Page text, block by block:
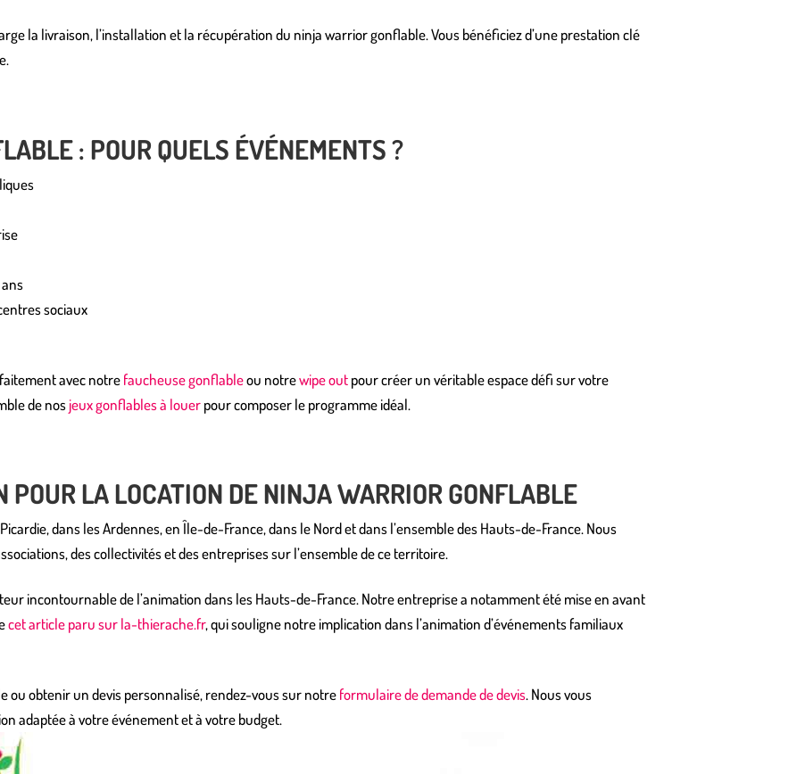
la livraison, l’installation et la récupération du ninja warrior gonflable. Vous bénéficiez d’une prestation clé
: POUR QUELS ÉVÉNEMENTS ?
sociaux
avec notrefaucheuse gonflableou notrewipe outpour créer un véritable espace défi sur votre
de nosjeux gonflables à louerpour composer le programme idéal.
POUR LA LOCATION DE NINJA WARRIOR GONFLABLE
dans les Ardennes, en Île-de-France, dans le Nord et dans l’ensemble des Hauts-de-France. Nous
des collectivités et des entreprises sur l’ensemble de ce territoire.
incontournable de l’animation dans les Hauts-de-France. Notre entreprise a notamment été mise en avant
cet article paru sur la-thierache.fr, qui souligne notre implication dans l’animation d’événements familiaux
ou obtenir un devis personnalisé, rendez-vous sur notreformulaire de demande de devis. Nous vous
adaptée à votre événement et à votre budget.